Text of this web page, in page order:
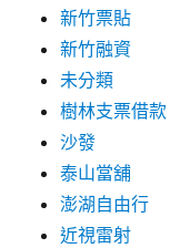
新竹票貼
新竹融資
未分類
樹林支票借款
沙發
泰山當舖
澎湖自由行
近視雷射